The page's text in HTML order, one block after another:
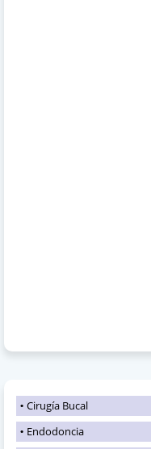
Cirugía Bucal
Endodoncia